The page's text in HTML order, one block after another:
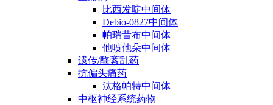
比西发啶中间体
Debio-0827中间体
帕瑞昔布中间体
他喷他朵中间体
遗传/酶紊乱药
抗偏头痛药
汰格帕特中间体
中枢神经系统药物